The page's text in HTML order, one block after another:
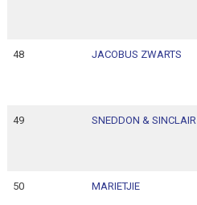
48 JACOBUS ZWARTS
49 SNEDDON & SINCLAIR
50 MARIETJIE